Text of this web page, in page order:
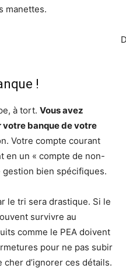
manettes.
!
à tort. Vous avez
votre banque de votre
Votre compte courant
en un « compte de non-
bien spécifiques.
le tri sera drastique. Si le
survivre au
comme le PEA doivent
pour ne pas subir
d’ignorer ces détails.